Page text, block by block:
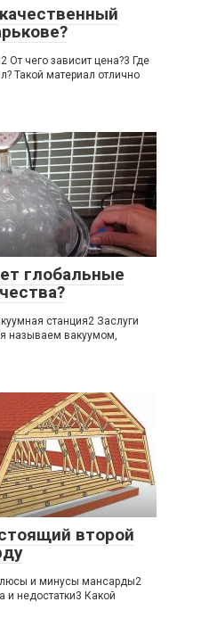
чего зависит цена?3 Где
Такой материал отлично
глобальные
станция2 Заслуги
называем вакуумом,
второй
и минусы мансарды2
и недостатки3 Какой